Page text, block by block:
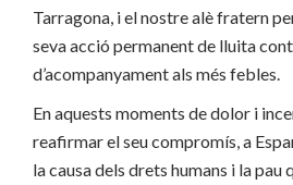
Tarragona, i el nostre alè fratern
seva acció permanent de lluita
d’acompanyament als més febles.
En aquests moments de dolor i
reafirmar el seu compromís, a
la causa dels drets humans i la pau